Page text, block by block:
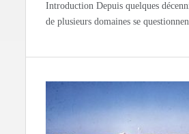
Introduction Depuis quelques
de plusieurs domaines se